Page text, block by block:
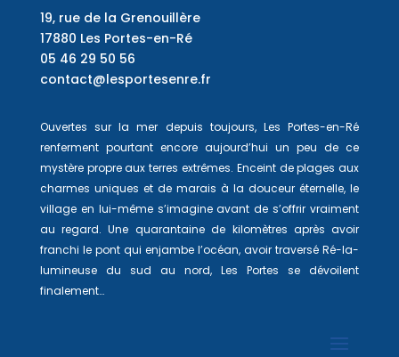
19, rue de la Grenouillère
17880 Les Portes-en-Ré
05 46 29 50 56
contact@lesportesenre.fr
Ouvertes sur la mer depuis toujours, Les Portes-en-Ré
renferment pourtant encore aujourd’hui un peu de ce
mystère propre aux terres extrêmes. Enceint de plages aux
charmes uniques et de marais à la douceur éternelle, le
village en lui-même s’imagine avant de s’offrir vraiment
au regard. Une quarantaine de kilomètres après avoir
franchi le pont qui enjambe l’océan, avoir traversé Ré-la-
lumineuse du sud au nord, Les Portes se dévoilent
finalement…